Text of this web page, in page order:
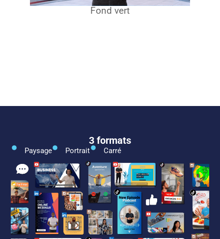
Fond vert
3 formats
Paysage Portrait Carré